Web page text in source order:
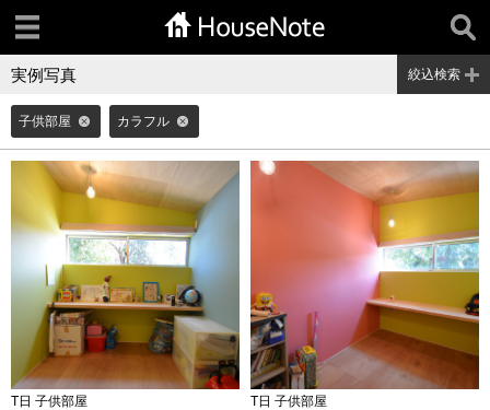
実例写真 絞込検索
子供部屋 カラフル
T日 子供部屋 T日 子供部屋